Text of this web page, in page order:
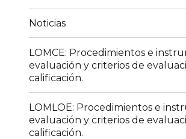
Noticias
LOMCE: Procedimientos e
evaluación y criterios de
calificación.
LOMLOE: Procedimientos e
evaluación y criterios de
calificación.